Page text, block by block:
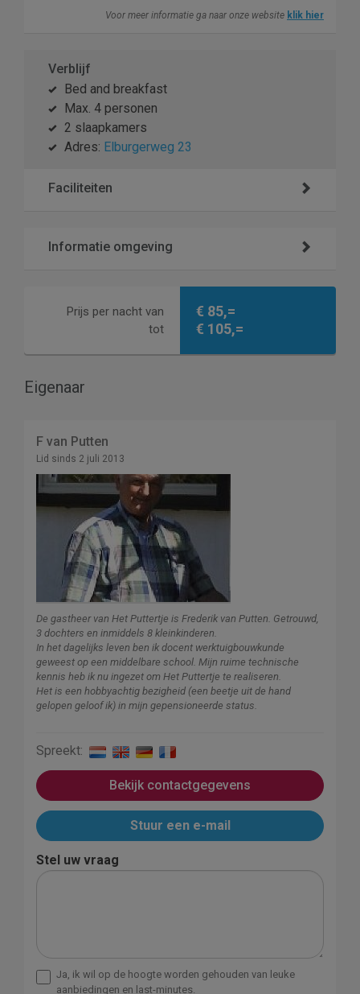
Voor meer informatie ga naar onze website klik hier
Verblijf
Bed and breakfast
Max. 4 personen
2 slaapkamers
Adres: Elburgerweg 23
Faciliteiten
Informatie omgeving
Prijs per nacht van
tot
€ 85,=
€ 105,=
Eigenaar
F van Putten
Lid sinds 2 juli 2013
De gastheer van Het Puttertje is Frederik van Putten. Getrouwd,
3 dochters en inmiddels 8 kleinkinderen.
In het dagelijks leven ben ik docent werktuigbouwkunde
geweest op een middelbare school. Mijn ruime technische
kennis heb ik nu ingezet om Het Puttertje te realiseren.
Het is een hobbyachtig bezigheid (een beetje uit de hand
gelopen geloof ik) in mijn gepensioneerde status.
Spreekt:
Bekijk contactgegevens
Stuur een e-mail
Stel uw vraag
Ja, ik wil op de hoogte worden gehouden van leuke
aanbiedingen en last-minutes.